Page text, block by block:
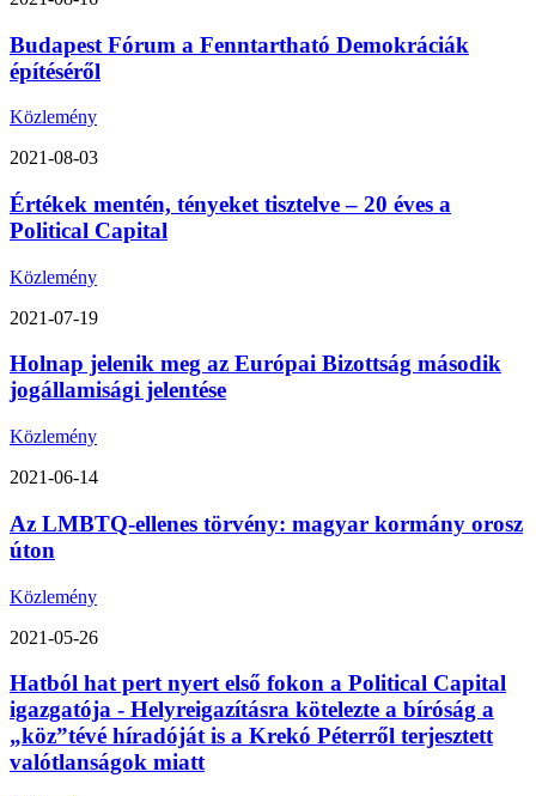
Budapest Fórum a Fenntartható Demokráciák
építéséről
Közlemény
2021-08-03
Értékek mentén, tényeket tisztelve – 20 éves a
Political Capital
Közlemény
2021-07-19
Holnap jelenik meg az Európai Bizottság második
jogállamisági jelentése
Közlemény
2021-06-14
Az LMBTQ-ellenes törvény: magyar kormány orosz
úton
Közlemény
2021-05-26
Hatból hat pert nyert első fokon a Political Capital
igazgatója - Helyreigazításra kötelezte a bíróság a
„köz”tévé híradóját is a Krekó Péterről terjesztett
valótlanságok miatt